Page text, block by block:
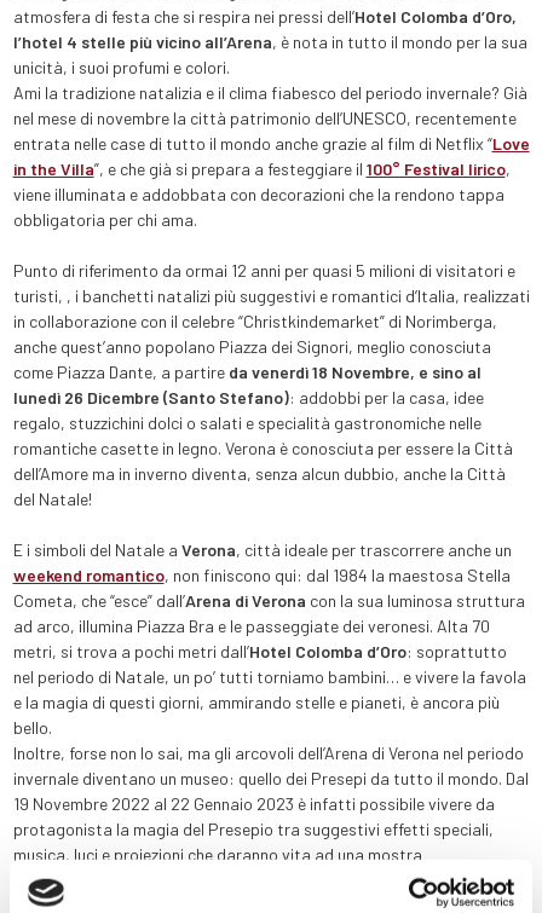
atmosfera di festa che si respira nei pressi dell’Hotel Colomba d’Oro,
l’hotel 4 stelle più vicino all’Arena, è nota in tutto il mondo per la sua
unicità, i suoi profumi e colori.
Ami la tradizione natalizia e il clima fiabesco del periodo invernale? Già
nel mese di novembre la città patrimonio dell’UNESCO, recentemente
entrata nelle case di tutto il mondo anche grazie al film di Netflix “Love
in the Villa”, e che già si prepara a festeggiare il 100° Festival lirico,
viene illuminata e addobbata con decorazioni che la rendono tappa
obbligatoria per chi ama.
Punto di riferimento da ormai 12 anni per quasi 5 milioni di visitatori e
turisti, , i banchetti natalizi più suggestivi e romantici d’Italia, realizzati
in collaborazione con il celebre “Christkindemarket” di Norimberga,
anche quest’anno popolano Piazza dei Signori, meglio conosciuta
come Piazza Dante, a partire da venerdì 18 Novembre, e sino al
lunedì 26 Dicembre (Santo Stefano): addobbi per la casa, idee
regalo, stuzzichini dolci o salati e specialità gastronomiche nelle
romantiche casette in legno. Verona è conosciuta per essere la Città
dell’Amore ma in inverno diventa, senza alcun dubbio, anche la Città
del Natale!
E i simboli del Natale a Verona, città ideale per trascorrere anche un
weekend romantico, non finiscono qui: dal 1984 la maestosa Stella
Cometa, che “esce” dall’Arena di Verona con la sua luminosa struttura
ad arco, illumina Piazza Bra e le passeggiate dei veronesi. Alta 70
metri, si trova a pochi metri dall’Hotel Colomba d’Oro: soprattutto
nel periodo di Natale, un po’ tutti torniamo bambini… e vivere la favola
e la magia di questi giorni, ammirando stelle e pianeti, è ancora più
bello.
Inoltre, forse non lo sai, ma gli arcovoli dell’Arena di Verona nel periodo
invernale diventano un museo: quello dei Presepi da tutto il mondo. Dal
19 Novembre 2022 al 22 Gennaio 2023 è infatti possibile vivere da
protagonista la magia del Presepio tra suggestivi effetti speciali,
musica, luci e proiezioni che daranno vita ad una mostra
multisensoriale con più di 400 opere provenienti da tutto il globo.